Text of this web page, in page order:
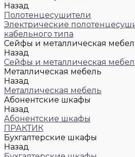
Назад
Полотенцесушители
Электрические
кабельного типа
Сейфы и металлическая
Назад
Сейфы и металлическая
Металлическая мебель
Назад
Металлическая мебель
Абонентские шкафы
Назад
Абонентские шкафы
ПРАКТИК
Бухгалтерские шкафы
Назад